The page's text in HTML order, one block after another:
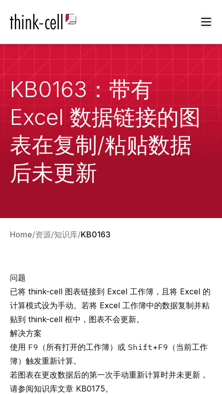
KB0163：带有
Excel 数据链接的图
表在复制/粘贴数据
后未更新
Home 资源 知识库 KB0163
问题
已将 think-cell 图表链接到 Excel 工作簿，且将 Excel 的
计算模式设为手动。若将 Excel 工作簿中的数据复制并粘
贴到 think-cell 框中，图表不会更新。
解决方案
使用 F9 （所有打开的工作簿）或 Shift+F9 （当前工作
簿）触发重新计算。
若图表在更改数据后的第一次手动重新计算时并未更新，
请参阅知识库文章 KB0175。